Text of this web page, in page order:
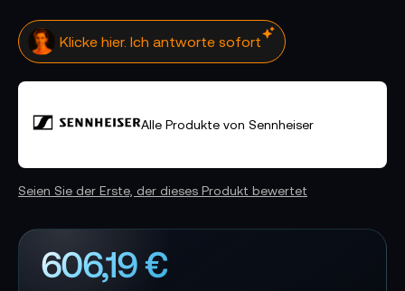
Klicke hier. Ich antworte sofort
Alle Produkte von Sennheiser
Seien Sie der Erste, der dieses Produkt bewertet
606,19 €